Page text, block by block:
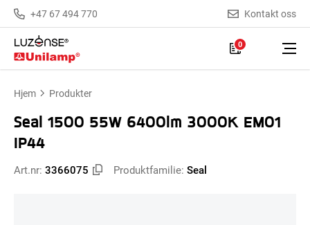
+47 67 494 770 Kontakt oss
0
Hjem Produkter
Seal 1500 55W 6400lm 3000K EM01
IP44
Art.nr: 3366075 Produktfamilie: Seal